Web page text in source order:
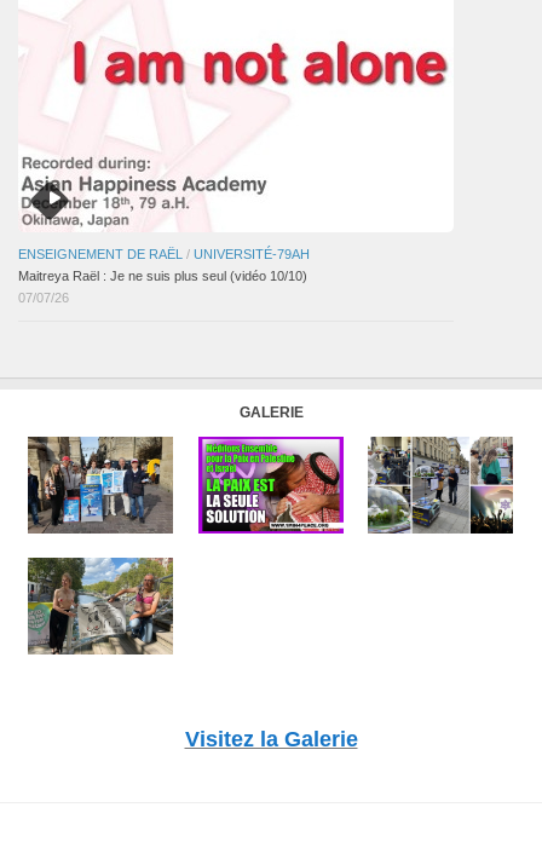
ENSEIGNEMENT DE RAËL / UNIVERSITÉ-79AH
Maitreya Raël : Je ne suis plus seul (vidéo 10/10)
07/07/26
GALERIE
Visitez la Galerie